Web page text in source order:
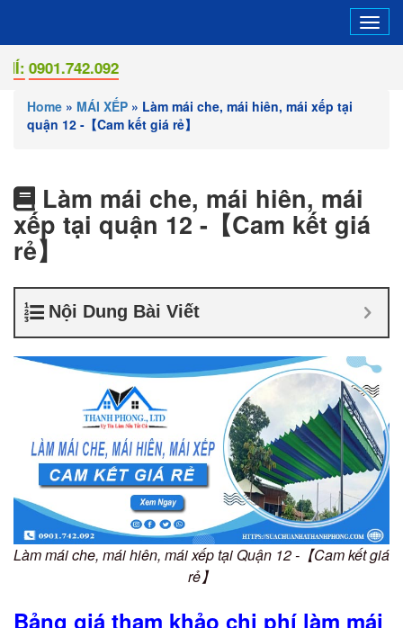
Home » MÁI XẾP » Làm mái che, mái hiên, mái xếp tại
quận 12 -【Cam kết giá rẻ】
Làm mái che, mái hiên, mái
xếp tại quận 12 -【Cam kết giá
rẻ】
Nội Dung Bài Viết
Làm mái che, mái hiên, mái xếp tại Quận 12 -【Cam kết giá
rẻ】
Bảng giá tham khảo chi phí làm mái